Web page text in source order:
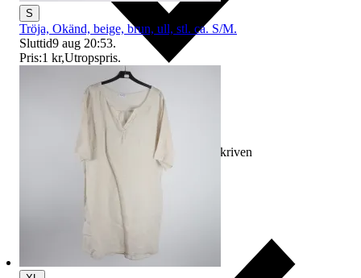
Ersättning om varan inte är som beskriven
S
Tröja, Okänd, beige, brun, ull, stl. ca. S/M.
Sluttid9 aug 20:53.
Pris:1 kr,Utropspris.